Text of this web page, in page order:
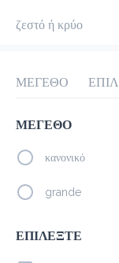
προ-παραγγελία
Όλες
ζεστό ή κρύο
ΜΕΓΕΘΟ
ΜΕΓΕΘΟ
κανονικό
grande
ΕΠΙΛΕΞΤΕ